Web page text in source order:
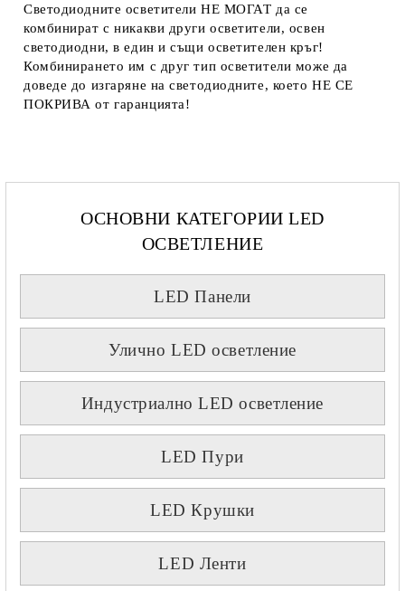
Светодиодните осветители НЕ МОГАТ да се
комбинират с никакви други осветители, освен
светодиодни, в един и същи осветителен кръг!
Комбинирането им с друг тип осветители може да
доведе до изгаряне на светодиодните, което НЕ СЕ
ПОКРИВА от гаранцията!
ОСНОВНИ КАТЕГОРИИ LED
ОСВЕТЛЕНИЕ
LED Панели
Улично LED осветление
Индустриално LED осветление
LED Пури
LED Крушки
LED Ленти